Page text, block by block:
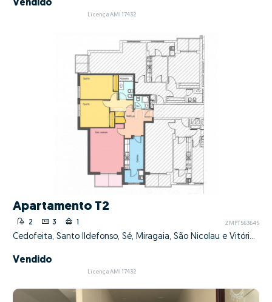
Vendido
Licença AMI 17432
Apartamento T2
2 3 1 ZMPT563645
Cedofeita, Santo Ildefonso, Sé, Miragaia, São Nicolau e Vitória, Porto, Porto
Vendido
Licença AMI 17432